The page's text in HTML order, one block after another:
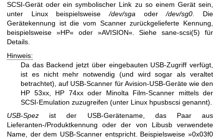
SCSI-Gerät oder ein symbolischer Link zu so einem Gerät sein,
unter Linux beispielsweise/dev/sga oder/dev/sg0. Die
Gerätekennung ist die vom Scanner zurückgelieferte Kennung,
beispielsweise »HP« oder »AVISION«. Siehesane-scsi(5) für
Details.
Hinweis:
Da das Backend jetzt über eingebauten USB-Zugriff verfügt,
ist es nicht mehr notwendig (und wird sogar als veraltet
betrachtet), auf USB-Scanner für Avision-USB-Geräte wie den
HP 53xx, HP 74xx oder Minolta Film-Scanner mittels der
SCSI-Emulation zuzugreifen (unter Linux hpusbscsi genannt).
USB-Spez ist der USB-Gerätename, das Paar aus
Lieferanten-/Produktkennung oder der von Libusb verwendete
Name, der dem USB-Scanner entspricht. Beispielsweise »0x03f0